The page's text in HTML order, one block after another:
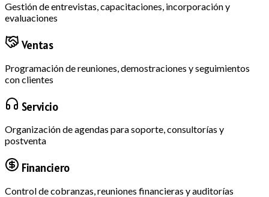
Gestión de entrevistas, capacitaciones, incorporación y
evaluaciones
Ventas
Programación de reuniones, demostraciones y seguimientos
con clientes
Servicio
Organización de agendas para soporte, consultorías y
postventa
Financiero
Control de cobranzas, reuniones financieras y auditorías